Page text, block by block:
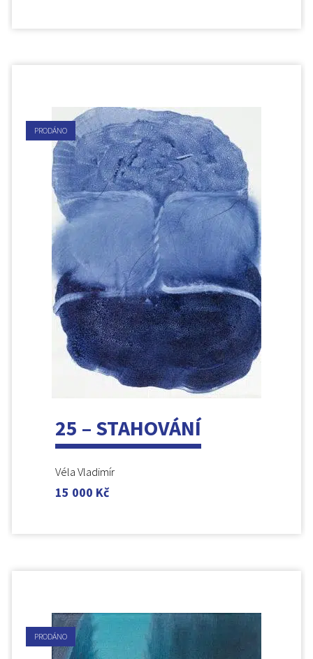
PRODÁNO
25 – STAHOVÁNÍ
Véla Vladimír
15 000 Kč
PRODÁNO